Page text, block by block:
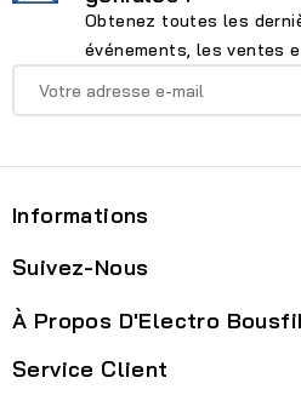
Obtenez toutes les
événements, les ventes
Informations
Suivez-Nous
À Propos D'Electro
Service Client